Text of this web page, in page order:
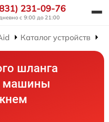
231-09-76
с 9:00 до 21:00
Каталог устройств
шланга
машины